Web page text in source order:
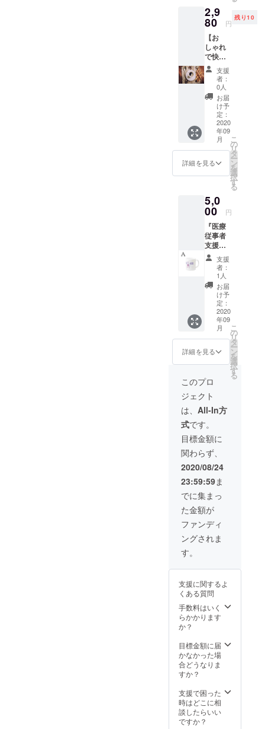
コー
ヒーの
みのご
利用も
もちろ
ん可
能。
◆「ipa
dの貸し
出し」
→動
画・読
書など
自由に
楽しん
でいた
だけれ
す。 ◆
特記事
項◆
１．営
業開始
は９月
１日～
を予定
してお
ります
が数日
の前後
はご了
承下さ
い。
回ご利
用時に
ジェク
トご支
援者で
あるこ
『お礼
のメー
ル』に
て確認
させて
いただ
きま
す。
３．営
業開始
～２か
月以内
に初回
いいた
しま
す。
（やむ
を得な
い状況
絡の上
ご相談
くださ
回ご利
用時に
クレ
ジット
-が２か
月間お
試しい
ただけ
る権
利。 ★
月額会
員様は
下記
サービ
スも付
いてき
ます★
◆「本
格コー
ヒーが
毎日何
コー
ヒーの
みのご
利用も
もちろ
ん可
能。
◆「ipa
dの貸し
出し」
→動
画・読
書など
自由に
楽しん
でいた
だけれ
りま
特記事
項◆
１．営
業開始
は９月
１日～
を予定
してお
が数日
の前後
はご了
承下さ
い。
２．初
回ご利
ジェク
トご支
援者で
あるこ
とを
『お礼
て確認
させて
いただ
３．営
業開始
～２か
月以内
2,9
80 円
残り10
【お
しゃれ
で快適
なフ
リース
ペース
を使い
放題】
（会員
様限
定）＋
【ご支
援お礼
のメー
ル】 →
月額
-が１か
月間お
試しい
ただけ
る権
利。
【軽食
ニュー
＋コー
ヒー以
外の別
料金メ
ニュー
2700円
分の食
事券】
は下記
サービ
スも付
いてき
ます★
◆「本
格コー
ヒーが
毎日何
杯でも
飲み放
題」※
コー
ヒーの
みのご
利用も
もちろ
ん可
dの貸し
出し」
→動
画・読
書など
自由に
だけれ
ばと考
えてお
特記事
項◆
１．営
業開始
支援
者：
0人
お届
け予
定：
2020
年09
月
詳細を見る
こ
の
リ
タ
ー
ン
を
選
択
す
る
5,0
00 円
『医療
従事者
支援当
社オリ
ジナル
ロゴ』
を使用
したマ
グカッ
プ。 コ
ロナ禍
での
様々な
社会問
題の解
決に対
しての
本プロ
ジェク
トを
「応援
してい
ただけ
る方・
サード
プレイ
スは使
わない
けど応
援する
よ。」
という
方はこ
ちらで
す。 気
かりで
はあり
ます
が、コ
ロナ禍
ている
人々が
いるこ
とに尊
意を込
めてデ
ザイン
してい
支援
者：
1人
お届
け予
定：
2020
年09
月
詳細を見る
こ
の
リ
タ
ー
ン
を
選
択
す
る
このプロ
ジェクト
は、 All-In方
式です。
目標金額に
関わらず、
2020/08/24
23:59:59ま
でに集まっ
た金額が
ファンディ
ングされま
す。
支援に関するよ
くある質問
手数料はいく
らかかります
か？
目標金額に届
かなかった場
合どうなりま
すか？
支援で困った
時はどこに相
談したらいい
ですか？